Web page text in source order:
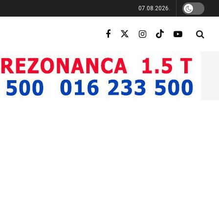
07.08.2026.